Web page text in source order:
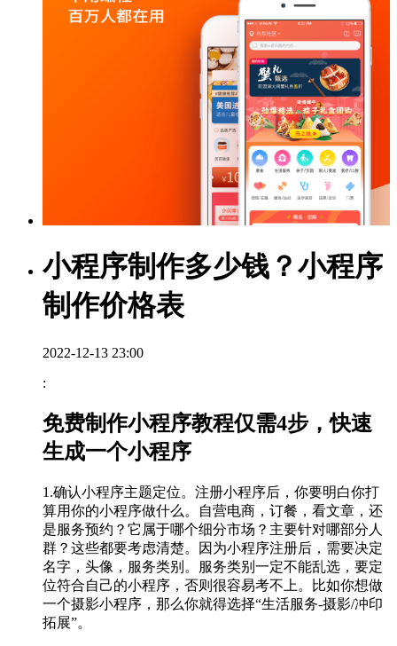
小程序制作多少钱？小程序
制作价格表
2022-12-13 23:00
:
免费制作小程序教程仅需4步，快速
生成一个小程序
1.确认小程序主题定位。注册小程序后，你要明白你打
算用你的小程序做什么。自营电商，订餐，看文章，还
是服务预约？它属于哪个细分市场？主要针对哪部分人
群？这些都要考虑清楚。因为小程序注册后，需要决定
名字，头像，服务类别。服务类别一定不能乱选，要定
位符合自己的小程序，否则很容易考不上。比如你想做
一个摄影小程序，那么你就得选择“生活服务-摄影/冲印
拓展”。